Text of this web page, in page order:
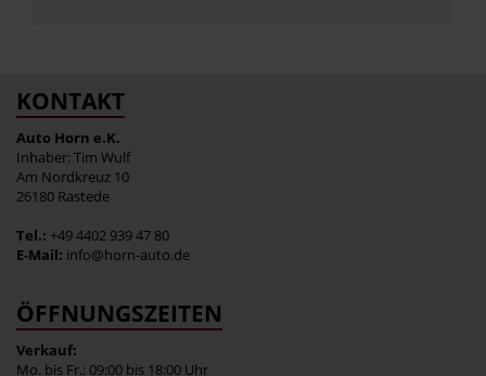
KONTAKT
Auto Horn e.K.
Inhaber: Tim Wulf
Am Nordkreuz 10
26180 Rastede
Tel.: +49 4402 939 47 80
E-Mail: info@horn-auto.de
ÖFFNUNGSZEITEN
Verkauf:
Mo. bis Fr.: 09:00 bis 18:00 Uhr